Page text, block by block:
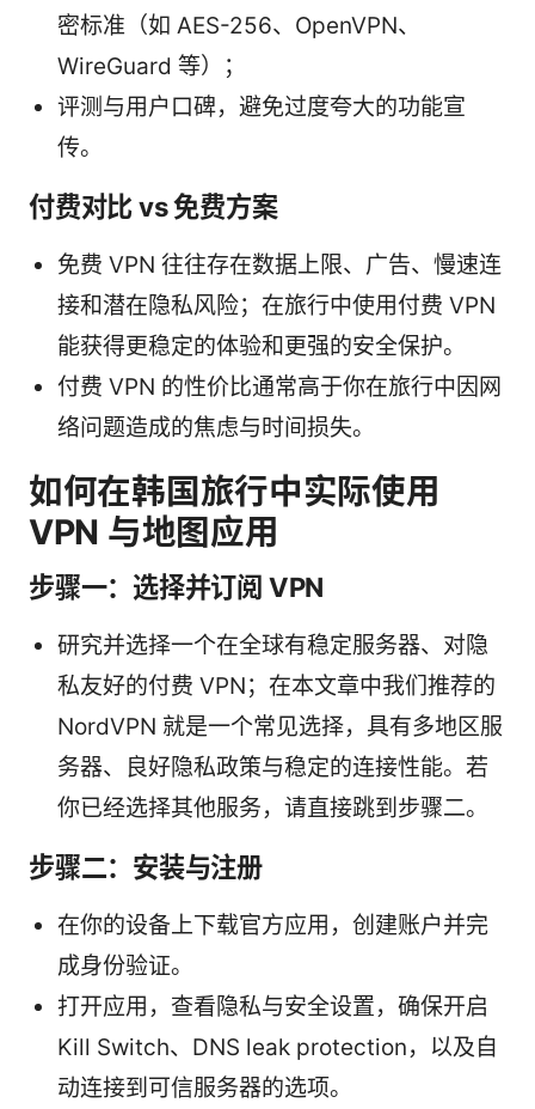
密标准（如 AES-256、OpenVPN、
WireGuard 等）；
评测与用户口碑，避免过度夸大的功能宣
传。
付费对比 vs 免费方案
免费 VPN 往往存在数据上限、广告、慢速连
接和潜在隐私风险；在旅行中使用付费 VPN
能获得更稳定的体验和更强的安全保护。
付费 VPN 的性价比通常高于你在旅行中因网
络问题造成的焦虑与时间损失。
如何在韩国旅行中实际使用
VPN 与地图应用
步骤一：选择并订阅 VPN
研究并选择一个在全球有稳定服务器、对隐
私友好的付费 VPN；在本文章中我们推荐的
NordVPN 就是一个常见选择，具有多地区服
务器、良好隐私政策与稳定的连接性能。若
你已经选择其他服务，请直接跳到步骤二。
步骤二：安装与注册
在你的设备上下载官方应用，创建账户并完
成身份验证。
打开应用，查看隐私与安全设置，确保开启
Kill Switch、DNS leak protection，以及自
动连接到可信服务器的选项。